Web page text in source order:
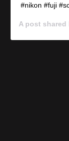
#nikon #fuji
A post shared